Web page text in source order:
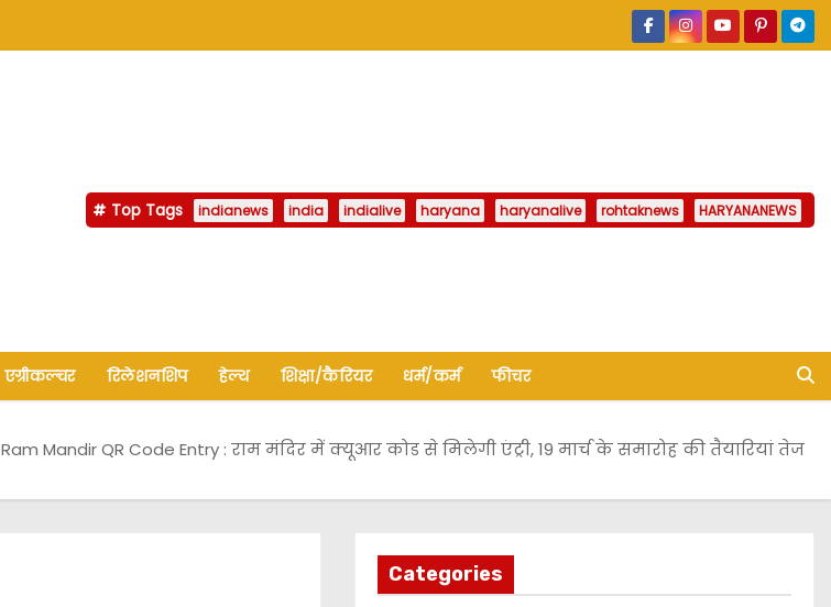
Top Tags indianews india indialive haryana haryanalive rohtaknews HARYANANEWS
एग्रीकल्चर रिलेशनशिप हेल्थ शिक्षा/कैरियर धर्म/कर्म फीचर
Ram Mandir QR Code Entry : राम मंदिर में क्यूआर कोड से मिलेगी एंट्री, 19 मार्च के समारोह की तैयारियां तेज
Categories